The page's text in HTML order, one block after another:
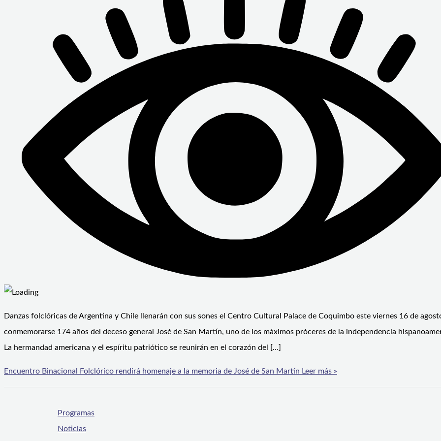
Danzas folclóricas de Argentina y Chile llenarán con sus sones el Centro Cultural Palace de Coquimbo este viernes 16 de
conmemorarse 174 años del deceso general José de San Martín, uno de los máximos próceres de la independencia
La hermandad americana y el espíritu patriótico se reunirán en el corazón del […]
Encuentro Binacional Folclórico rendirá homenaje a la memoria de José de San Martín Leer más »
Programas
Noticias